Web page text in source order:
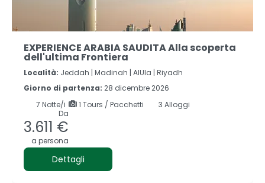
EXPERIENCE ARABIA SAUDITA Alla scoperta
dell'ultima Frontiera
Località: Jeddah | Madinah | AlUla | Riyadh
Giorno di partenza: 28 dicembre 2026
7 Notte/i 1 Tours / Pacchetti
3 Alloggi
Da
3.611 €
a persona
Dettagli